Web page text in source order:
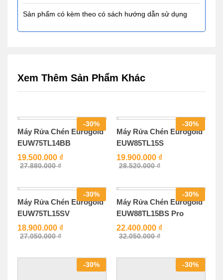
Sản phẩm có kèm theo có sách hướng dẫn sử dụng
Xem Thêm Sản Phẩm Khác
-30%
Máy Rửa Chén Eurogold
EUW75TL14BB
19.500.000 ₫
27.880.000₫
-30%
Máy Rửa Chén Eurogold
EUW85TL15S
19.900.000 ₫
28.520.000₫
-30%
Máy Rửa Chén Eurogold
EUW75TL15SV
18.900.000 ₫
27.050.000₫
-30%
Máy Rửa Chén Eurogold
EUW88TL15BS Pro
22.400.000 ₫
32.050.000₫
-30% -30%